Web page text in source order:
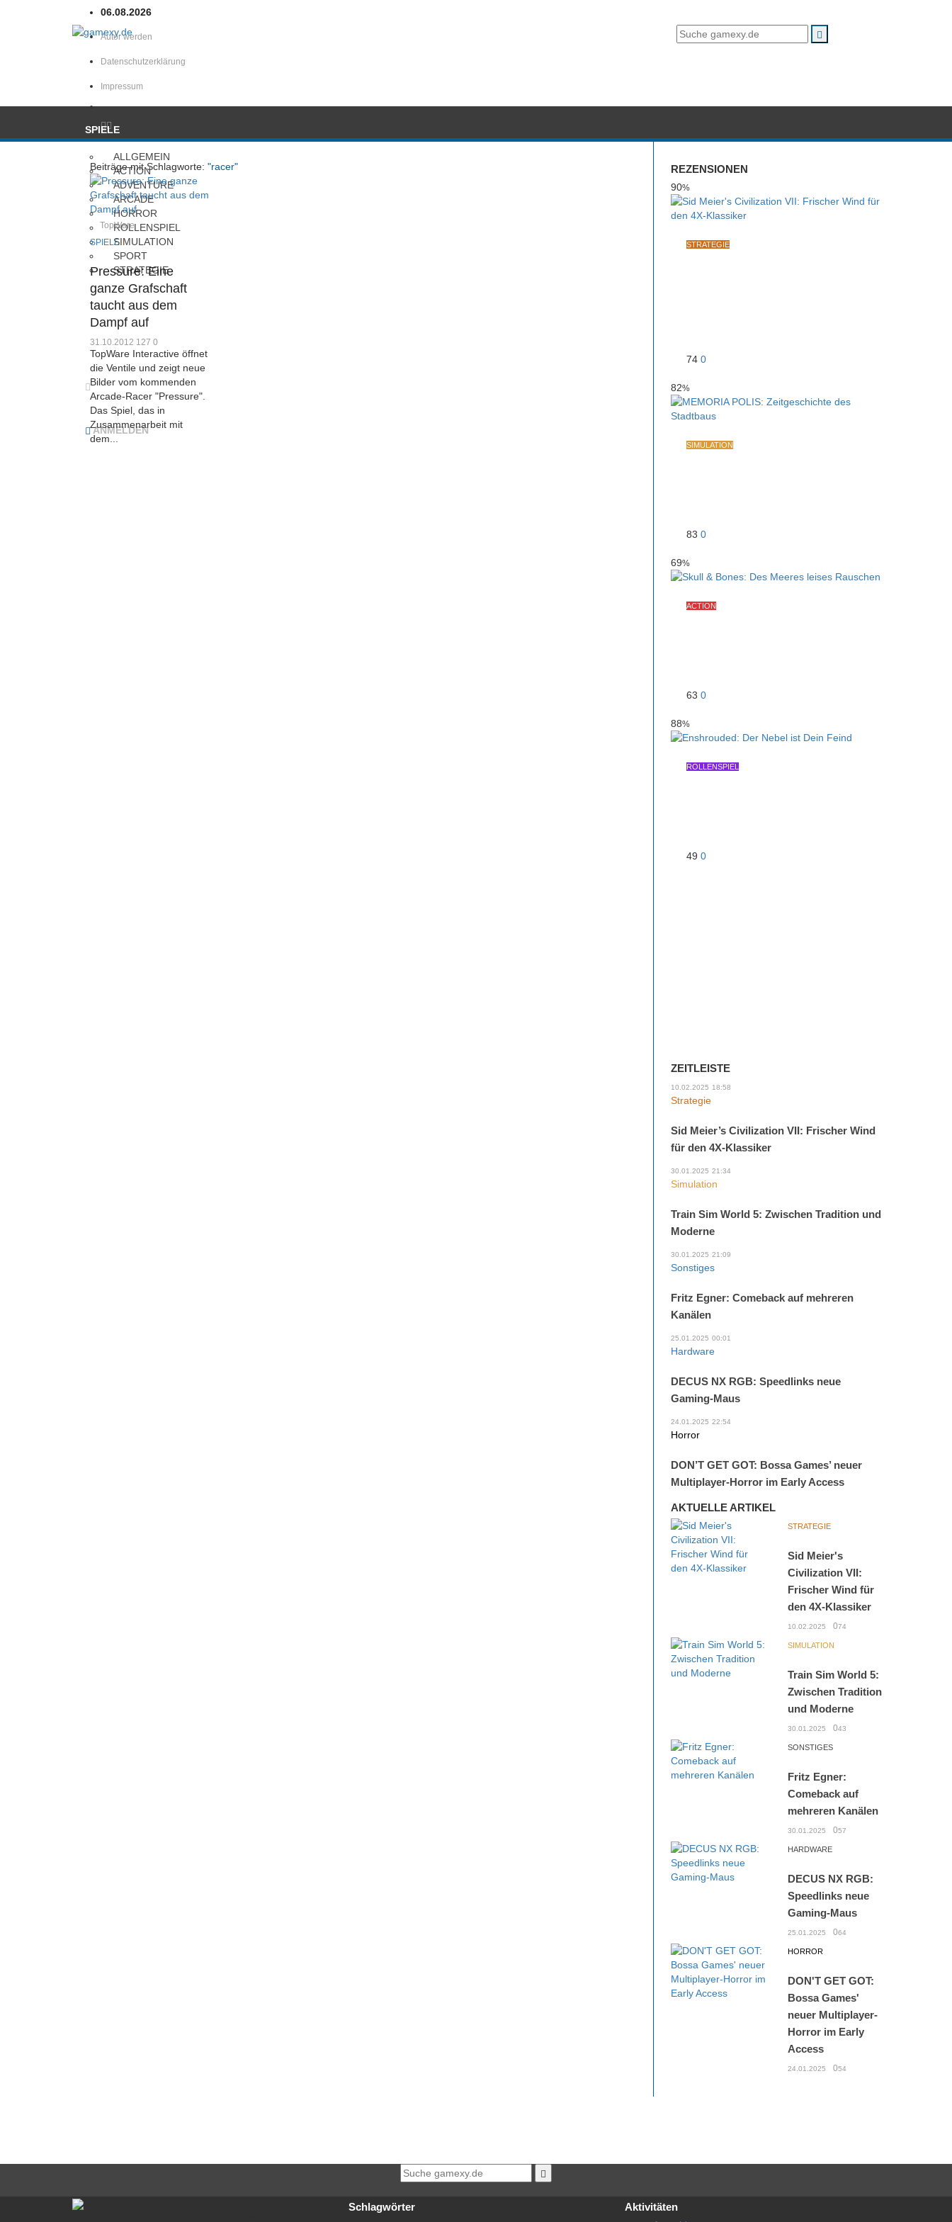
06.08.2026
Autor werden
Datenschutzerklärung
Impressum
SPIELE
ALLGEMEIN
ACTION
ADVENTURE
ARCADE
HORROR
ROLLENSPIEL
SIMULATION
SPORT
STRATEGIE
HARDWARE
SONSTIGES
ANMELDEN
Beiträge mit Schlagworte: "racer"
TopWare
SPIELE
Pressure: Eine
ganze Grafschaft
taucht aus dem
Dampf auf
31.10.2012 127 0
TopWare Interactive öffnet
die Ventile und zeigt neue
Bilder vom kommenden
Arcade-Racer "Pressure".
Das Spiel, das in
Zusammenarbeit mit
dem...
REZENSIONEN
90%
STRATEGIE
74 0
82%
SIMULATION
83 0
69%
ACTION
63 0
88%
ROLLENSPIEL
49 0
ZEITLEISTE
10.02.2025 18:58
Strategie
Sid Meier’s Civilization VII: Frischer Wind
für den 4X-Klassiker
30.01.2025 21:34
Simulation
Train Sim World 5: Zwischen Tradition und
Moderne
30.01.2025 21:09
Sonstiges
Fritz Egner: Comeback auf mehreren
Kanälen
25.01.2025 00:01
Hardware
DECUS NX RGB: Speedlinks neue
Gaming-Maus
24.01.2025 22:54
Horror
DON’T GET GOT: Bossa Games’ neuer
Multiplayer-Horror im Early Access
AKTUELLE ARTIKEL
STRATEGIE
Sid Meier's
Civilization VII:
Frischer Wind für
den 4X-Klassiker
10.02.2025 074
SIMULATION
Train Sim World 5:
Zwischen Tradition
und Moderne
30.01.2025 043
SONSTIGES
Fritz Egner:
Comeback auf
mehreren Kanälen
30.01.2025 057
HARDWARE
DECUS NX RGB:
Speedlinks neue
Gaming-Maus
25.01.2025 064
HORROR
DON'T GET GOT:
Bossa Games'
neuer Multiplayer-
Horror im Early
Access
24.01.2025 054
Schlagwörter Aktivitäten